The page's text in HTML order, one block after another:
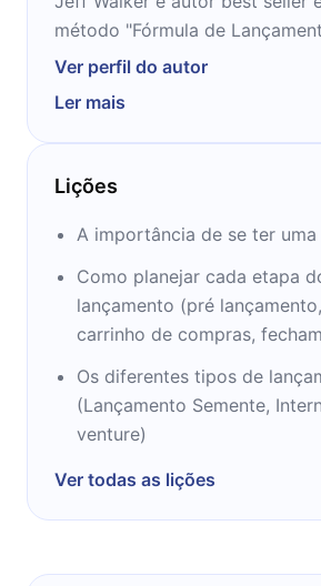
método "Fórmula de
estratégias trasnformaram o
são vendidas na internet.
dos principais coachs de
empreendedorismo do mundo.
começou seu primeiro negócio
era pai que ficava em casa
quarto do bebê - e começou
de e-mail gratuito enviado a
Depois desse começo
rapidamente desenvolveu um
subterrâneo para o lançamento
produtos e empresas com
Ver perfil do autor
Ler mais
Lições
A importância de se ter
Como planejar cada etapa
lançamento (pré
carrinho de compras,
Os diferentes tipos de
(Lançamento Semente,
venture)
Ver todas as lições